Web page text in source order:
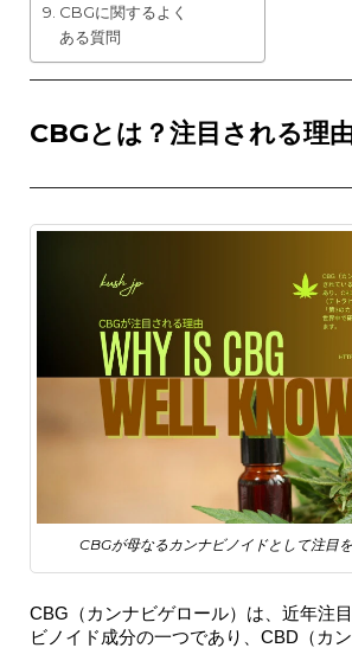
CBGに関するよく
ある質問
CBGとは？注目される理
CBGが母なるカンナビノイドとして注目
CBG（カンナビゲロール）は、近年注
ビノイド成分の一つであり、CBD（カ